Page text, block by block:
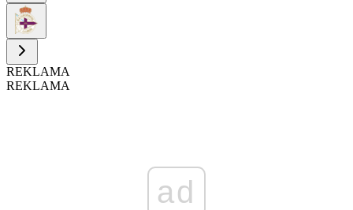
REKLAMA
REKLAMA
ad